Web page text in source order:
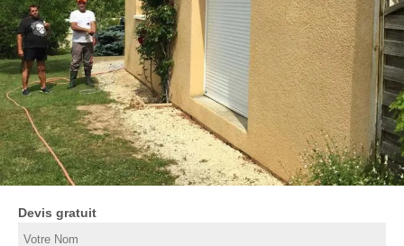
Devis gratuit